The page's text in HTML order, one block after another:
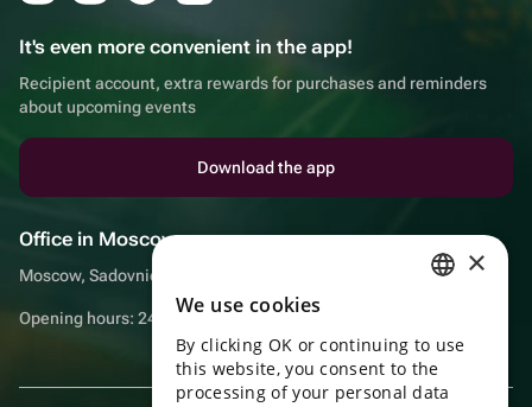
It's even more convenient in the app!
Recipient account, extra rewards for purchases and reminders
about upcoming events
Download the app
Office in Moscow
Moscow, Sadovnicheskaya embankment, 9, room 2/3
Opening hours: 24/7
ENGLISH
UKRAINIAN
×
We use cookies
By clicking OK or continuing to use
this website, you consent to the
processing of your personal data